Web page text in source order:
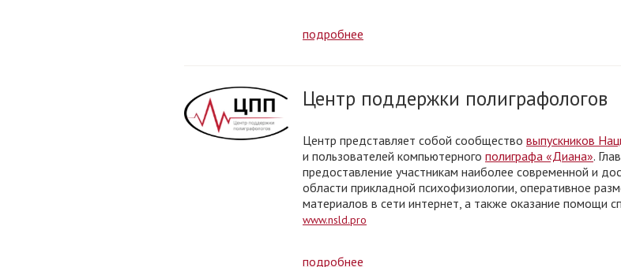
подробнее
Центр поддержки полиграфологов
Центр представляет собой сообщество выпускников
и пользователей компьютерного полиграфа «Диана».
предоставление участникам наиболее современной и
области прикладной психофизиологии, оперативное
материалов в сети интернет, а также оказание помощи
www.nsld.pro
подробнее